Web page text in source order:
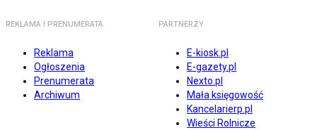
REKLAMA I PRENUMERATA
Reklama
Ogłoszenia
Prenumerata
Archiwum
PARTNERZY
E-kiosk.pl
E-gazety.pl
Nexto.pl
Mała księgowość
Kancelarierp.pl
Wieści Rolnicze